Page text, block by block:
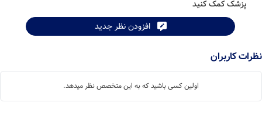
پزشک کمک کنید
افزودن نظر جدید
نظرات کاربران
اولین کسی باشید که به این متخصص نظر میدهد.